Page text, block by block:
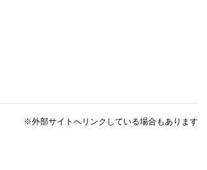
※外部サイトへリンクしている場合もあります